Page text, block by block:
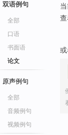
双语例句
全部
口语
书面语
论文
原声例句
全部
音频例句
视频例句
或